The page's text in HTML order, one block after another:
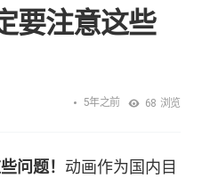
要注意这些
5年之前 68 浏览
问题！ 动画作为国内目